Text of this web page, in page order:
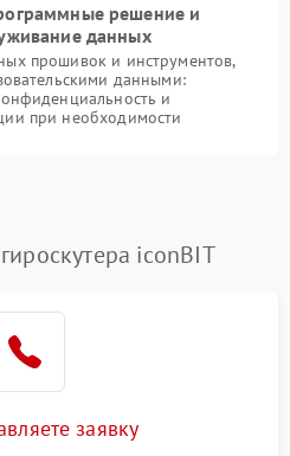
решение и
данных
прошивок и инструментов,
данными:
и
при необходимости
iconBIT
заявку